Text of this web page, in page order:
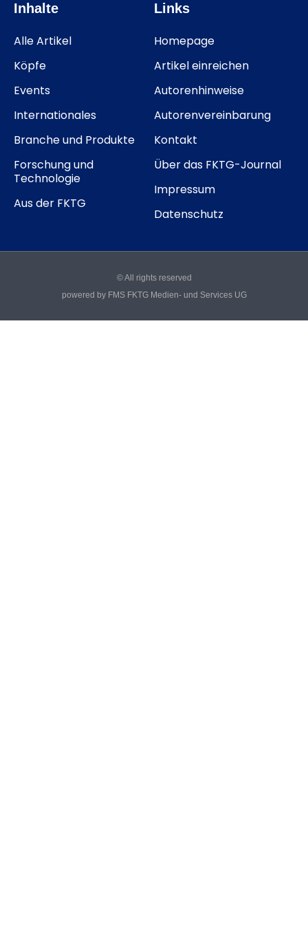
Inhalte
Alle Artikel
Köpfe
Events
Internationales
Branche und Produkte
Forschung und
Technologie
Aus der FKTG
Links
Homepage
Artikel einreichen
Autorenhinweise
Autorenvereinbarung
Kontakt
Über das FKTG-Journal
Impressum
Datenschutz
© All rights reserved
powered by FMS FKTG Medien- und Services UG